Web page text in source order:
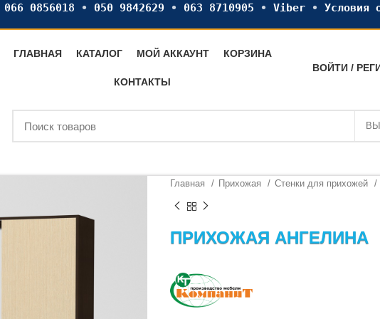
066 0856018 • 050 9842629 • 063 8710905 • Viber• Условия
ГЛАВНАЯ КАТАЛОГ МОЙ АККАУНТ КОРЗИНА
КОНТАКТЫ
ВОЙТИ /
Главная Прихожая Стенки для прихожей
ПРИХОЖАЯ АНГЕЛИНА